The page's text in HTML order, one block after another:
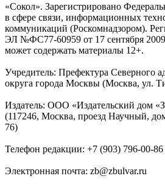
«Сокол». Зарегистрировано
в сфере связи, информационных
коммуникаций (Роскомнадзором).
ЭЛ №ФС77-60959 от 17 сентября
может содержать материалы 12+.
Учредитель: Префектура Северного
округа города Москвы (Москва, ул.
Издатель: ООО «Издательский дом
(117246, Москва, проезд Научный,
76)
Телефон редакции: +7 (903) 796-00-86
Электронная почта: zb@zbulvar.ru